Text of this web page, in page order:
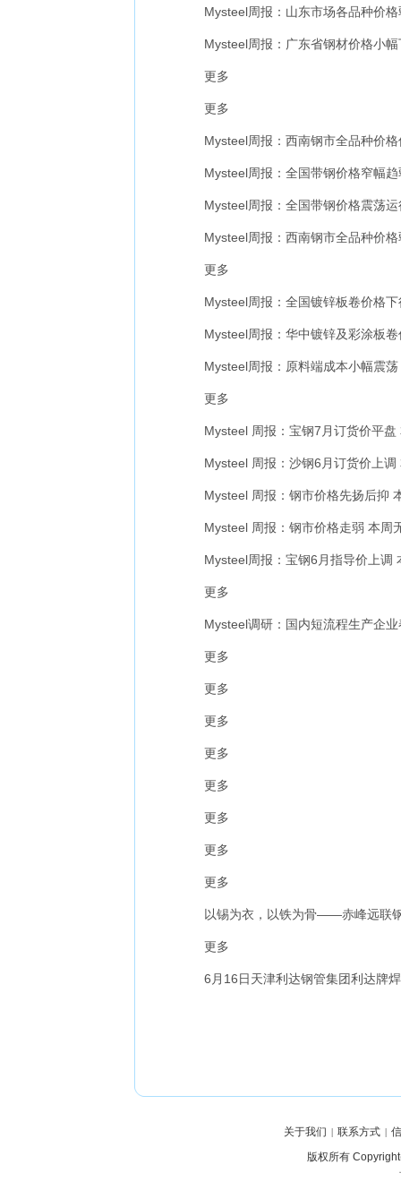
Mysteel周报：山东市场各品种价格
Mysteel周报：广东省钢材价格小幅
更多
更多
Mysteel周报：西南钢市全品种价格
Mysteel周报：全国带钢价格窄幅趋
Mysteel周报：全国带钢价格震荡运
Mysteel周报：西南钢市全品种价格
更多
Mysteel周报：全国镀锌板卷价格下
Mysteel周报：华中镀锌及彩涂板卷
Mysteel周报：原料端成本小幅震荡
更多
Mysteel 周报：宝钢7月订货价平盘
Mysteel 周报：沙钢6月订货价上调
Mysteel 周报：钢市价格先扬后抑
Mysteel 周报：钢市价格走弱 本周
Mysteel周报：宝钢6月指导价上调
更多
Mysteel调研：国内短流程生产企业
更多
更多
更多
更多
更多
更多
更多
更多
以锡为衣，以铁为骨——赤峰远联钢
更多
6月16日天津利达钢管集团利达牌焊
关于我们 | 联系方式 |
版权所有